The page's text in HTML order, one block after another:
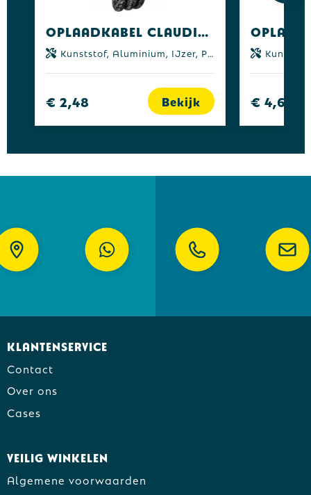
Oplaadkabel Claudia | Nylon | 65W
Kunststof, Aluminium, IJzer, PVC, Tin, Katoen
€ 2,48 Bekijk
Kunststof,
€ 4,63
Klantenservice
Contact
Over ons
Cases
Veilig winkelen
Algemene voorwaarden